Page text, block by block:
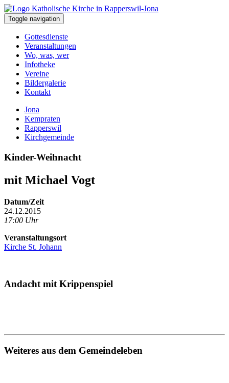
Toggle navigation
Gottesdienste
Veranstaltungen
Wo, was, wer
Infotheke
Vereine
Bildergalerie
Kontakt
Jona
Kempraten
Rapperswil
Kirchgemeinde
Kinder-Weihnacht
mit Michael Vogt
Datum/Zeit
24.12.2015
17:00 Uhr
Veranstaltungsort
Kirche St. Johann
Andacht mit Krippenspiel
Weiteres aus dem Gemeindeleben